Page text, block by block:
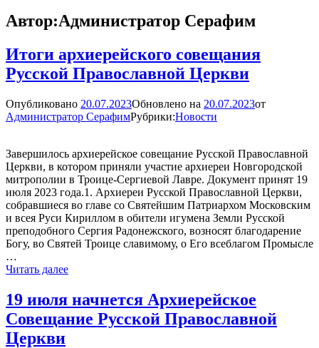
Автор:Администратор Серафим
Итоги архиерейского совещания
Русской Православной Церкви
Опубликовано 20.07.2023Обновлено на 20.07.2023от
Администратор СерафимРубрики:Новости
Завершилось архиерейское совещание Русской Православной
Церкви, в котором приняли участие архиереи Новгородской
митрополии в Троице-Сергиевой Лавре. Документ принят 19
июля 2023 года.1. Архиереи Русской Православной Церкви,
собравшиеся во главе со Святейшим Патриархом Московским
и всея Руси Кириллом в обители игумена Земли Русской
преподобного Сергия Радонежского, возносят благодарение
Богу, во Святей Троице славимому, о Его всеблагом Промысле
…
Читать далееИтоги
Русской
Православной
19 июля начнется Архиерейское
Совещание Русской Православной
Церкви